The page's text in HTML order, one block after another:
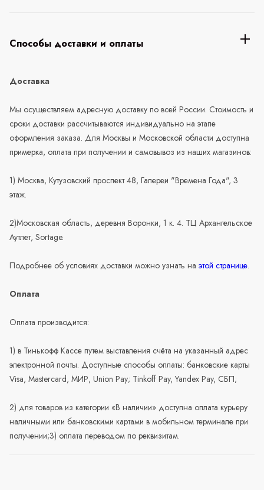
Способы доставки и оплаты
Доставка
Мы осуществляем адресную доставку по всей России. Стоимость и
сроки доставки рассчитываются индивидуально на этапе
оформления заказа. Для Москвы и Московской области доступна
примерка, оплата при получении и самовывоз из наших магазинов:
1) Москва, Кутузовский проспект 48, Галереи "Времена Года", 3
этаж.
2)Московская область, деревня Воронки, 1 к. 4. ТЦ Архангельское
Аутлет, Sortage.
Подробнее об условиях доставки можно узнать на этой странице.
Оплата
Оплата производится:
1) в Тинькофф Кассе путем выставления счёта на указанный адрес
электронной почты. Доступные способы оплаты: банковские карты
Visa, Mastercard, МИР, Union Pay; Tinkoff Pay, Yandex Pay, СБП;
2) для товаров из категории «В наличии» доступна оплата курьеру
наличными или банковскими картами в мобильном терминале при
получении;3) оплата переводом по реквизитам.